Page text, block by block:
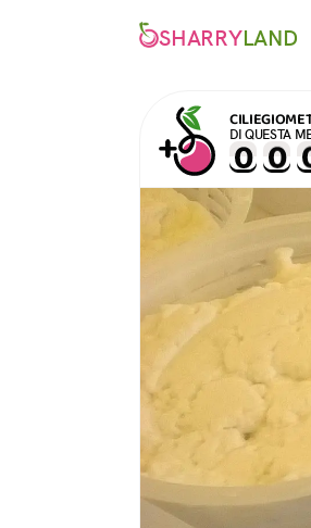
SHARRYLAND
DI QUESTA